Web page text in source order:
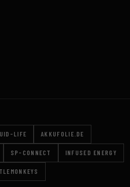
LIFE AKKUFOLIE.DE
SP-CONNECT INFUSED ENERGY